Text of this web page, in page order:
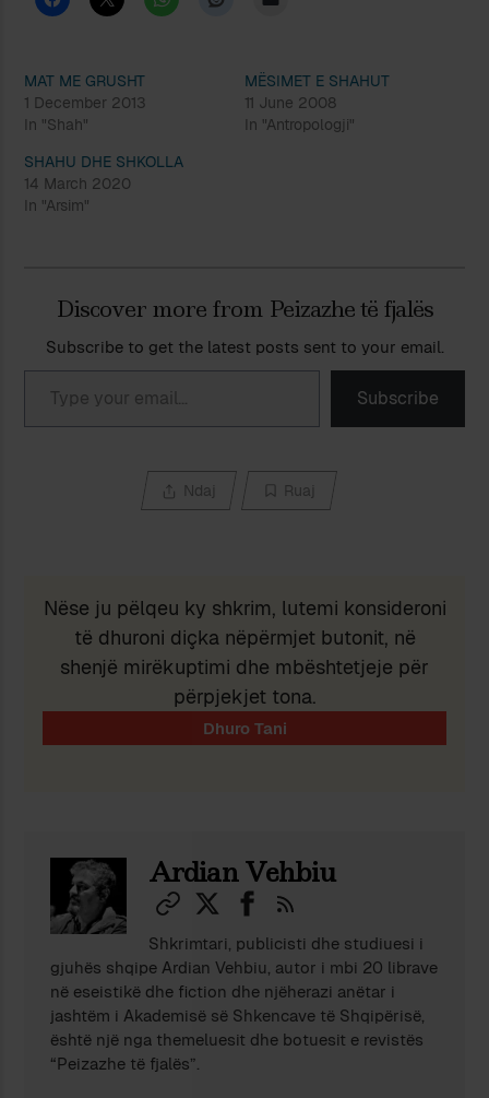
MAT ME GRUSHT
1 December 2013
In "Shah"
MËSIMET E SHAHUT
11 June 2008
In "Antropologji"
SHAHU DHE SHKOLLA
14 March 2020
In "Arsim"
Discover more from Peizazhe të fjalës
Subscribe to get the latest posts sent to your email.
Type your email…
Subscribe
Ndaj Ruaj
Nëse ju pëlqeu ky shkrim, lutemi konsideroni
të dhuroni diçka nëpërmjet butonit, në
shenjë mirëkuptimi dhe mbështetjeje për
përpjekjet tona.
Ardian Vehbiu
Shkrimtari, publicisti dhe studiuesi i
gjuhës shqipe Ardian Vehbiu, autor i mbi 20 librave
në eseistikë dhe fiction dhe njëherazi anëtar i
jashtëm i Akademisë së Shkencave të Shqipërisë,
është një nga themeluesit dhe botuesit e revistës
“Peizazhe të fjalës”.